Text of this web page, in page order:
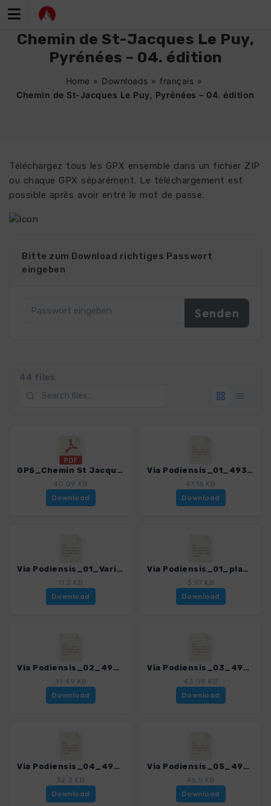
Inhalt
Chemin de St-Jacques Le Puy,
Pyrénées – 04. édition
Home » Downloads » français »
Chemin de St-Jacques Le Puy, Pyrénées – 04. édition
Téléchargez tous les GPX ensemble dans un fichier ZIP
ou chaque GPX séparément. Le téléchargement est
possible après avoir entré le mot de passe.
Bitte zum Download richtiges Passwort
eingeben
44 files
GPS_Chemin St Jacques_Via Podiensis_4939_4.pdf
40.09 KB
Download
Via Podiensis_01_4939_4.gpx
41.16 KB
Download
Via Podiensis_01_Variante_4939_4.gpx
11.2 KB
Download
Via Podiensis_01_plan de ville_4939_4.gpx
3.97 KB
Download
Via Podiensis_02_4939_4.gpx
31.49 KB
Download
Via Podiensis_03_4939_4.gpx
43.08 KB
Download
Via Podiensis_04_4939_4.gpx
32.3 KB
Download
Via Podiensis_05_4939_4.gpx
46.5 KB
Download